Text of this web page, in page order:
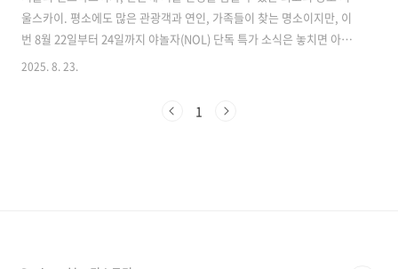
울스카이. 평소에도 많은 관광객과 연인, 가족들이 찾는 명소이지만, 이
번 8월 22일부터 24일까지 야놀자(NOL) 단독 특가 소식은 놓치면 아까
운 기회입니다. 낮과 밤, 완전히 다른 매력을 가진 서울스카이에서 하루
까지 자세히 소개해드릴게요. 목차1. 서울스카이 단독 특가, 이게 진짜
2025. 8. 23.
1